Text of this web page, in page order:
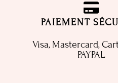
PAIEMENT
Visa, Mastercard,
PAYPAL